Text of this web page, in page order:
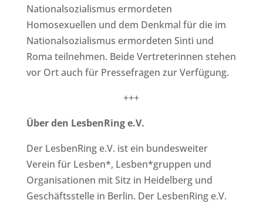
Nationalsozialismus ermordeten
Homosexuellen und dem Denkmal für die im
Nationalsozialismus ermordeten Sinti und
Roma teilnehmen. Beide Vertreterinnen stehen
vor Ort auch für Pressefragen zur Verfügung.
+++
Über den LesbenRing e.V.
Der LesbenRing e.V. ist ein bundesweiter
Verein für Lesben*, Lesben*gruppen und
Organisationen mit Sitz in Heidelberg und
Geschäftsstelle in Berlin. Der LesbenRing e.V.